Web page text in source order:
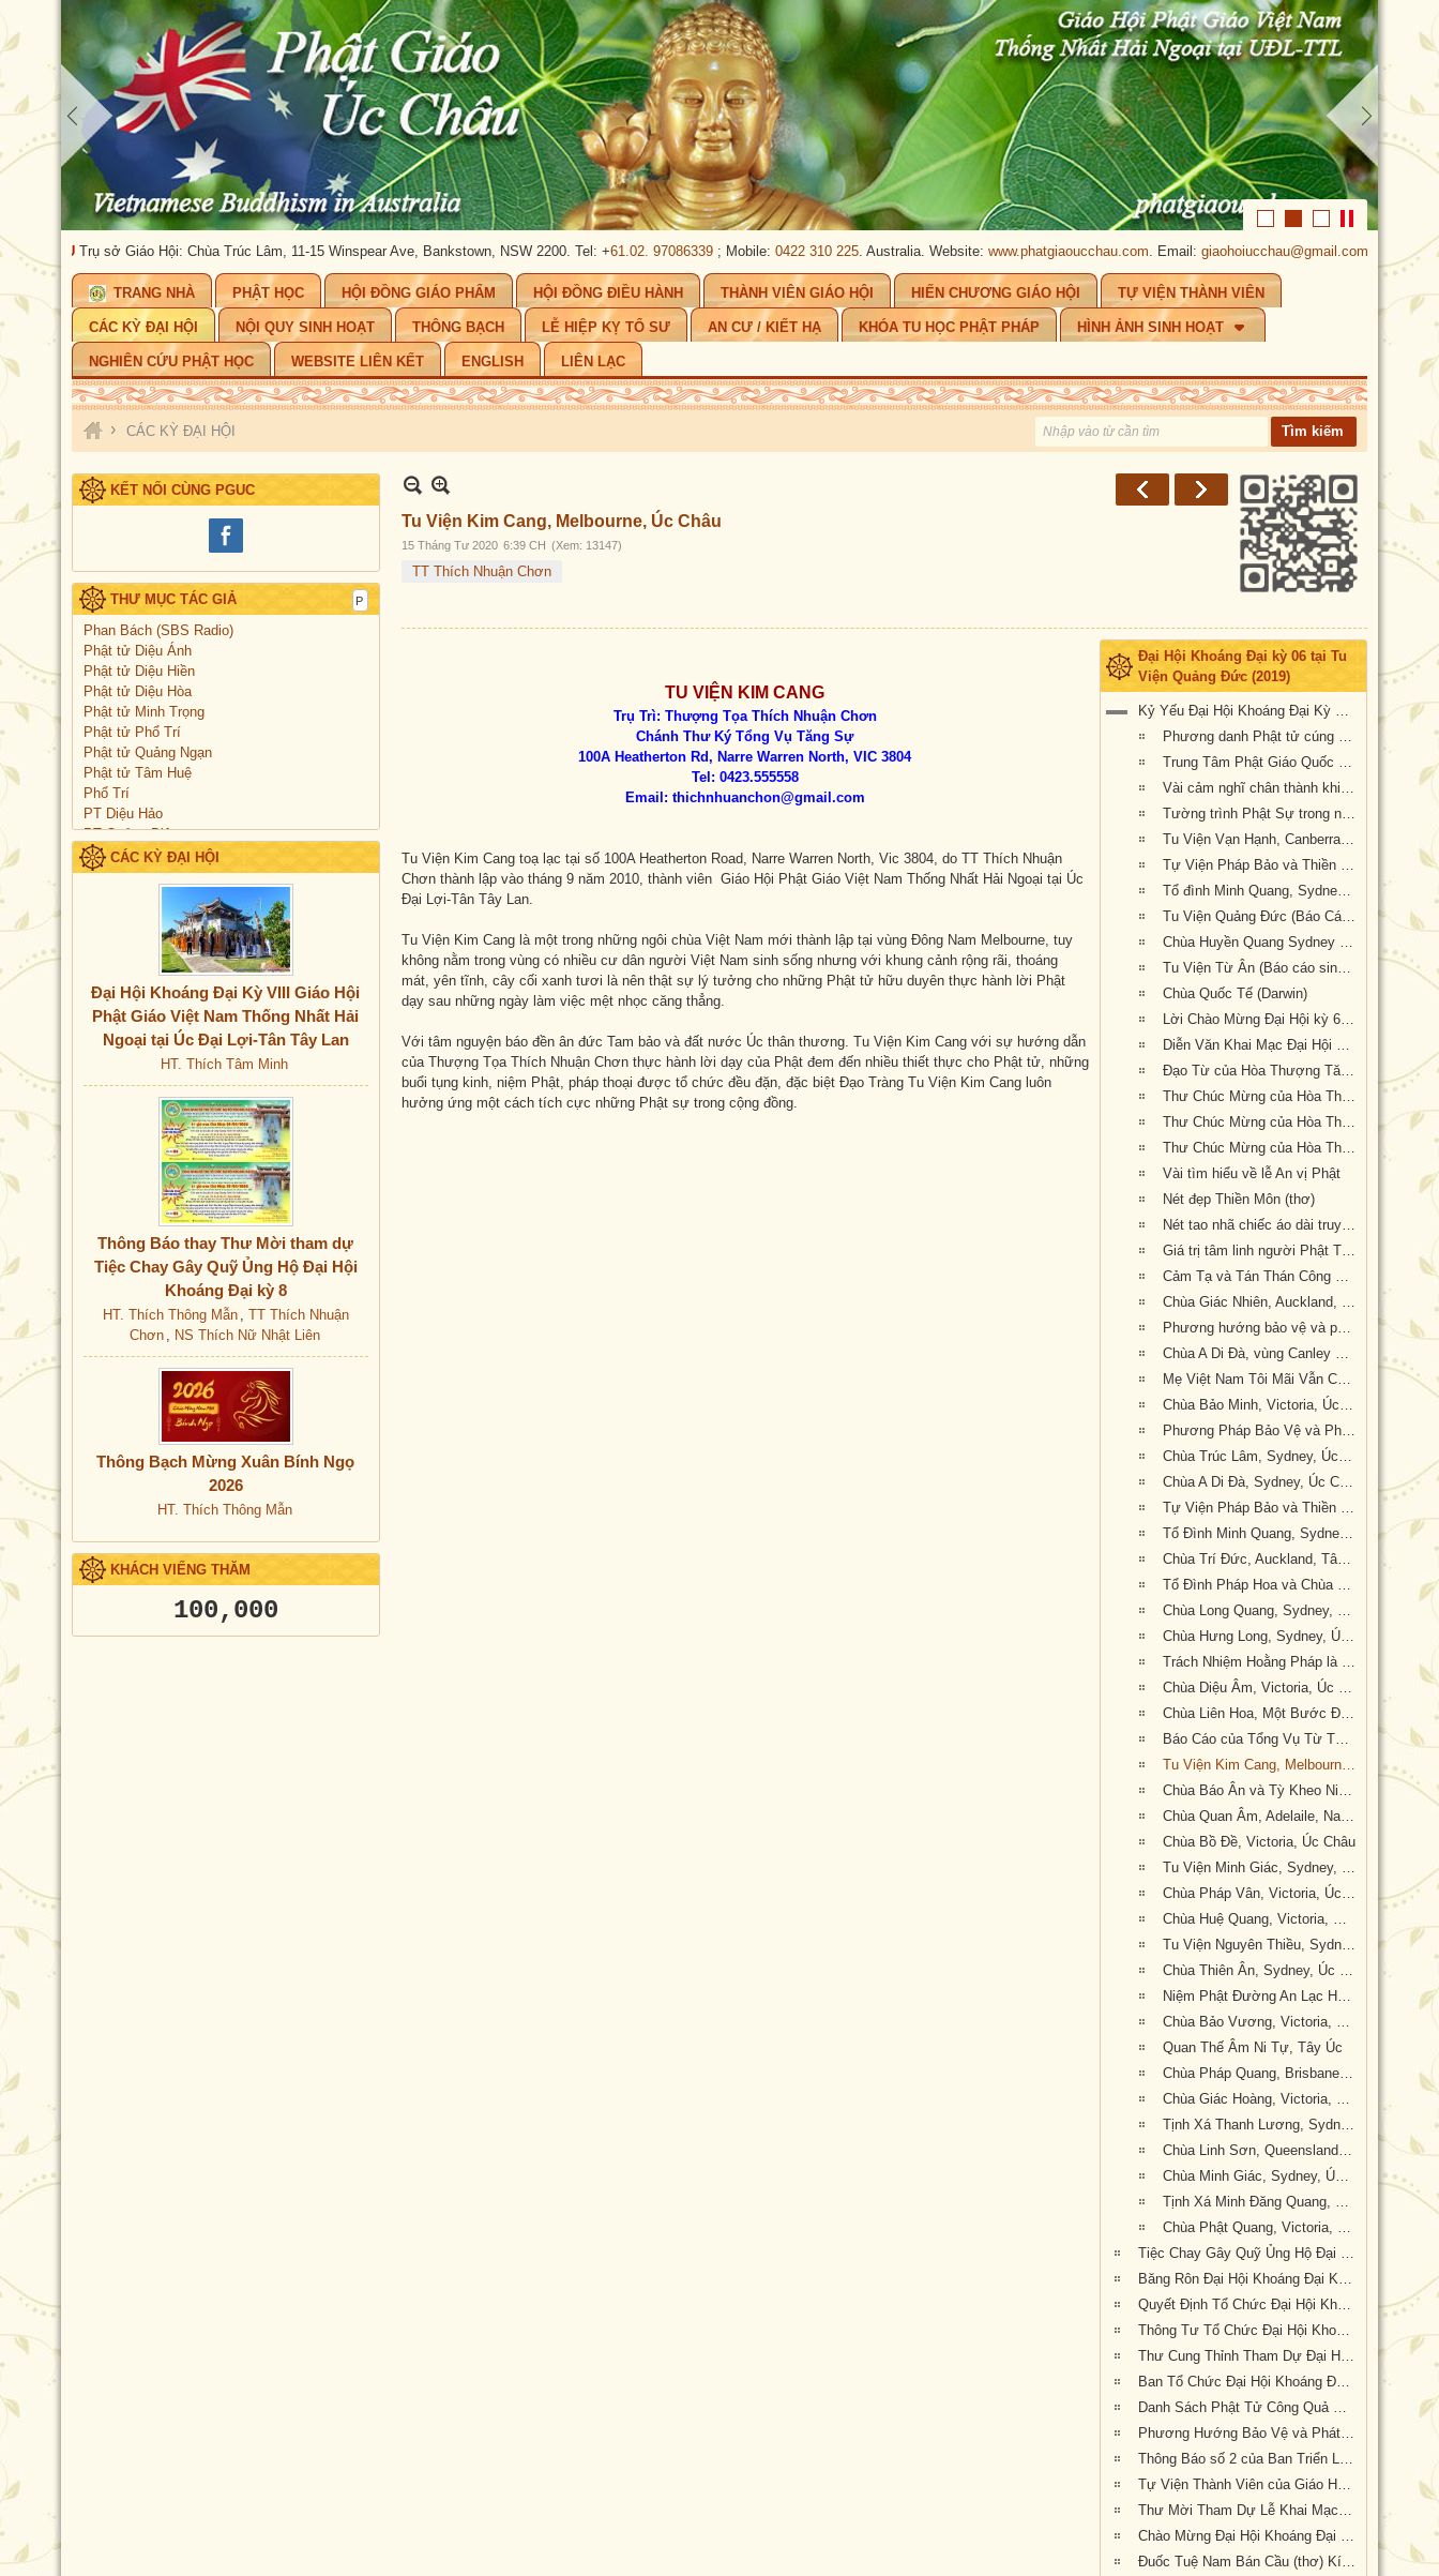
Trụ sở Giáo Hội: Chùa Trúc Lâm, 11-15 Winspear Ave, Bankstown, NSW 2200. Tel: + 61.02. 97086339; Mobile:0422 310 225. Australia.Website:www.phatgiaoucchau.com. Email:giaohoiucchau@gmail.com. PHẬT GIÁO ÚC
TRANG NHÀ PHẬT HỌC HỘI ĐỒNG GIÁO PHẨM HỘI ĐỒNG ĐIỀU HÀNH THÀNH VIÊN GIÁO HỘI HIẾN CHƯƠNG GIÁO HỘI TỰ VIỆN THÀNH VIÊN
CÁC KỲ ĐẠI HỘI NỘI QUY SINH HOẠT THÔNG BẠCH LỄ HIỆP KỴ TỔ SƯ AN CƯ / KIẾT HẠ KHÓA TU HỌC PHẬT PHÁP HÌNH ẢNH SINH HOẠT
NGHIÊN CỨU PHẬT HỌC WEBSITE LIÊN KẾT ENGLISH LIÊN LẠC
› CÁC KỲ ĐẠI HỘI
KẾT NỐI CÙNG PGUC
THƯ MỤC TÁC GIẢ
Phan Bách (SBS Radio)
Phật tử Diệu Ánh
Phật tử Diệu Hiền
Phật tử Diệu Hòa
Phật tử Minh Trọng
Phật tử Phổ Trí
Phật tử Quảng Ngạn
Phật tử Tâm Huệ
Phổ Trí
PT Diệu Hảo
PT Quảng Diệu
PT Quảng Hoàng
PT Quảng Tuệ
CÁC KỲ ĐẠI HỘI
Đại Hội Khoáng Đại Kỳ VIII Giáo Hội
Phật Giáo Việt Nam Thống Nhất Hải
Ngoại tại Úc Đại Lợi-Tân Tây Lan
HT. Thích Tâm Minh
Thông Báo thay Thư Mời tham dự
Tiệc Chay Gây Quỹ Ủng Hộ Đại Hội
Khoáng Đại kỳ 8
HT. Thích Thông Mẫn , TT Thích Nhuận
Chơn , NS Thích Nữ Nhật Liên
Thông Bạch Mừng Xuân Bính Ngọ
2026
HT. Thích Thông Mẫn
KHÁCH VIẾNG THĂM
100,000
Tu Viện Kim Cang, Melbourne, Úc Châu
15 Tháng Tư 2020 6:39 CH (Xem: 13147)
TT Thích Nhuận Chơn
Đại Hội Khoáng Đại kỳ 06 tại Tu
Viện Quảng Đức (2019)
Kỷ Yếu Đại Hội Khoáng Đại Kỳ 6 của Giáo Hội Phật Giáo Việt Nam Thống Nhất Hải Ngoại tại Úc Đại Lợi-Tân Tây Lan
Phương danh Phật tử cúng dường Lễ An Vị Tôn Tượng Bồ Tát Địa Tạng, Quan Âm & Đại Hội Kỳ 6 tại Tu Viện Quảng Đức
Trung Tâm Phật Giáo Quốc Tế (Chùa Quốc Tế) Darwin cúng dường Đại Hội Kỳ 6
Vài cảm nghĩ chân thành khi dược mời tham dự Lễ khai mạc Đại Hội Kỳ 6
Tường trình Phật Sự trong nhiệm kỳ 5 (2015-2019) của Hội Đồng Điều Hành (Văn Phòng Phó Tổng Thư Ký Giáo Hội, TK.Thích Nguyên Tạng báo cáo)
Tu Viện Vạn Hạnh, Canberra, Úc Châu (Khai Sơn & Viện Trưởng : HT Thích Quảng Ba, Báo cáo sinh hoạt tu học từ 2015-2019)
Tự Viện Pháp Bảo và Thiền Lâm Pháp Bảo Sydney nhiệm kỳ 2015 – 2019
Tổ đình Minh Quang, Sydney, Úc Châu (Báo cáo sinh hoạt tu học từ 2015-2019)
Tu Viện Quảng Đức (Báo Cáo Sinh Hoạt Tu Học Phật Sự từ 2015-2019)
Chùa Huyền Quang Sydney (Báo cáo sinh hoạt tu học từ 2015-2019)
Tu Viện Từ Ân (Báo cáo sinh hoạt tu học từ 2015-2019)
Chùa Quốc Tế (Darwin)
Lời Chào Mừng Đại Hội kỳ 6 của Thượng Tọa Thích Tâm Phương
Diễn Văn Khai Mạc Đại Hội Khoáng Đại Kỳ 6 của Hòa Thượng Hội Chủ Thích Bảo Lạc (bản dịch tiếng Anh: GS Trần Như Mai, pd: Nguyên Nhật)
Đạo Từ của Hòa Thượng Tăng Giáo Trưởng Thích Huyền Tôn
Thư Chúc Mừng của Hòa Thượng Thích Thắng Hoan ( Hội Đồng Giáo Phẩm Giáo Hội Hoa Kỳ) (bản dịch tiếng Anh: GS Trần Như Mai, pd: Nguyên Nhật)
Thư Chúc Mừng của Hòa Thượng Thích Tín Nghĩa (bản dịch tiếng Anh: GS Trần Như Mai, pd: Nguyên Nhật)
Thư Chúc Mừng của Hòa Thượng Thích Tánh Thiệt-HT Thích Như Điển (Giáo Hội Âu Châu) (bản dịch tiếng Anh: GS Trần Như Mai, pd: Nguyên Nhật)
Vài tìm hiểu về lễ An vị Phật
Nét đẹp Thiền Môn (thơ)
Nét tao nhã chiếc áo dài truyền thống (thơ của Huệ Hương--- Xin ngợi khen và thân tặng quý nữ Phật tử mặc áo dài truyền thống Việt Nam về dự Đại Hội Khoáng Đại kỳ 6 của Giáo Hội tại Tu Viện Quảng Đức)
Giá trị tâm linh người Phật Tử khi được tham dự lễ khai mạc của Đại Hội Khoáng Đại Kỳ 6 của Giáo Hội Phật Giáo Việt Nam Thống Nhất Hải Ngoại tại Úc Đại Lợi-Tân Tây Lan
Cảm Tạ và Tán Thán Công Đức quý Phật tử đã đóng góp công sức cho Đại Hội Kỳ 6 thành tựu viên mãn
Chùa Giác Nhiên, Auckland, Tân Tây Lan
Phương hướng bảo vệ và phát triển Phật Giáo Việt Nam tại Úc Châu (Luật Sư Đào Tăng Dực, pháp danh: Chúc Phán)
Chùa A Di Đà, vùng Canley Vale. Tiểu bang New South Wales. Australia.
Mẹ Việt Nam Tôi Mãi Vẫn Còn Đây (Con vừa vào xem kết quả Đại Hội Khoáng Đại Kỳ 6 của GHPGVNTNHN tại Úc Đại Lợi và Tân Tây Lan được tổ chức tại Tu Viện Quảng Đức với bản Quyết Nghị Đại Hội thật tuyệt vời: Giáo Hội lên án hành động xâm lấn
Chùa Bảo Minh, Victoria, Úc Châu
Phương Pháp Bảo Vệ và Phát Triển PGVN tại Úc Châu
Chùa Trúc Lâm, Sydney, Úc Châu
Chùa A Di Đà, Sydney, Úc Châu
Tự Viện Pháp Bảo và Thiền Lâm Pháp Bảo, Sydney, Úc Châu
Tổ Đình Minh Quang, Sydney, Úc Châu
Chùa Trí Đức, Auckland, Tân Tây Lan
Tổ Đình Pháp Hoa và Chùa Bắc Linh, Nam Úc
Chùa Long Quang, Sydney, Úc Châu
Chùa Hưng Long, Sydney, Úc Châu
Trách Nhiệm Hoằng Pháp là Sứ Mệnh của Người Xuất Gia Trong Thời Đại Mới
Chùa Diệu Âm, Victoria, Úc Châu
Chùa Liên Hoa, Một Bước Đi là Một Kinh Nghiệm Sống Đẹp
Báo Cáo của Tổng Vụ Từ Thiện Xã Hội Nhiệm Kỳ 2014-2019.
Tu Viện Kim Cang, Melbourne, Úc Châu
Chùa Báo Ân và Tỳ Kheo Ni Thích Nữ Huệ Khiết
Chùa Quan Âm, Adelaile, Nam Úc
Chùa Bồ Đề, Victoria, Úc Châu
Tu Viện Minh Giác, Sydney, Úc Châu
Chùa Pháp Vân, Victoria, Úc Châu
Chùa Huệ Quang, Victoria, Úc Châu
Tu Viện Nguyên Thiều, Sydney, Úc Châu
Chùa Thiên Ân, Sydney, Úc Châu
Niệm Phật Đường An Lạc Hạnh, Victoria, Úc Châu
Chùa Bảo Vương, Victoria, Úc Châu
Quan Thế Âm Ni Tự, Tây Úc
Chùa Pháp Quang, Brisbane, Queensland, Úc Châu
Chùa Giác Hoàng, Victoria, Úc Châu
Tịnh Xá Thanh Lương, Sydney, Úc Châu
Chùa Linh Sơn, Queensland, Úc Châu
Chùa Minh Giác, Sydney, Úc Châu
Tịnh Xá Minh Đăng Quang, Sydney, Úc Châu
Chùa Phật Quang, Victoria, Úc Châu
Tiệc Chay Gây Quỹ Ủng Hộ Đại Hội Kỳ 6
Băng Rôn Đại Hội Khoáng Đại Kỳ 6 tổ chức tại Tu Viện Quảng Đức từ ngày 20 đến 22 tháng 9 năm 2019
Quyết Định Tổ Chức Đại Hội Khoáng Đại Kỳ VI
Thông Tư Tổ Chức Đại Hội Khoáng Đại Kỳ 6
Thư Cung Thỉnh Tham Dự Đại Hội Khoáng Đại Kỳ 6
Ban Tổ Chức Đại Hội Khoáng Đại kỳ 6
Danh Sách Phật Tử Công Quả Đại Hội Kỳ 6 tại Tu Viện Quảng Đức
Phương Hướng Bảo Vệ và Phát Triển PGVN tại Úc Châu
Thông Báo số 2 của Ban Triển Lãm Đại Hội Kỳ 6
Tự Viện Thành Viên của Giáo Hội Phật Giáo Việt Nam Thống Nhất Hải Ngoại tại Úc Đại Lợi- Tân Tây Lan.
Thư Mời Tham Dự Lễ Khai Mạc Đại Hội Khoáng Đại Kỳ 6
Chào Mừng Đại Hội Khoáng Đại Kỳ 6 (thơ)
Đuốc Tuệ Nam Bán Cầu (thơ) Kính dâng Hòa Thượng Hội Chủ cùng Chư Tôn Đức và quý Phật tử gần xa đang về dự Đại Hội Kỳ 6 tại Tu Viện Quảng Đức
TU VIỆN KIM CANG
Trụ Trì: Thượng Tọa Thích Nhuận Chơn
Chánh Thư Ký Tổng Vụ Tăng Sự
100A Heatherton Rd, Narre Warren North, VIC 3804
Tel: 0423.555558
Email: thichnhuanchon@gmail.com
Tu Viện Kim Cang toạ lạc tại số 100A Heatherton Road, Narre Warren North, Vic 3804, do TT Thích Nhuận
Chơn thành lập vào tháng 9 năm 2010, thành viên Giáo Hội Phật Giáo Việt Nam Thống Nhất Hải Ngoại tại Úc
Đại Lợi-Tân Tây Lan.
Tu Viện Kim Cang là một trong những ngôi chùa Việt Nam mới thành lập tại vùng Đông Nam Melbourne, tuy
không nằm trong vùng có nhiều cư dân người Việt Nam sinh sống nhưng với khung cảnh rộng rãi, thoáng
mát, yên tĩnh, cây cối xanh tươi là nên thật sự lý tưởng cho những Phật tử hữu duyên thực hành lời Phật
dạy sau những ngày làm việc mệt nhọc căng thẳng.
Với tâm nguyện báo đền ân đức Tam bảo và đất nước Úc thân thương. Tu Viện Kim Cang với sự hướng dẫn
của Thượng Tọa Thích Nhuận Chơn thực hành lời dạy của Phật đem đến nhiều thiết thực cho Phật tử, những
buổi tụng kinh, niệm Phật, pháp thoại được tổ chức đều đặn, đặc biệt Đạo Tràng Tu Viện Kim Cang luôn
hưởng ứng một cách tích cực những Phật sự trong cộng đồng.